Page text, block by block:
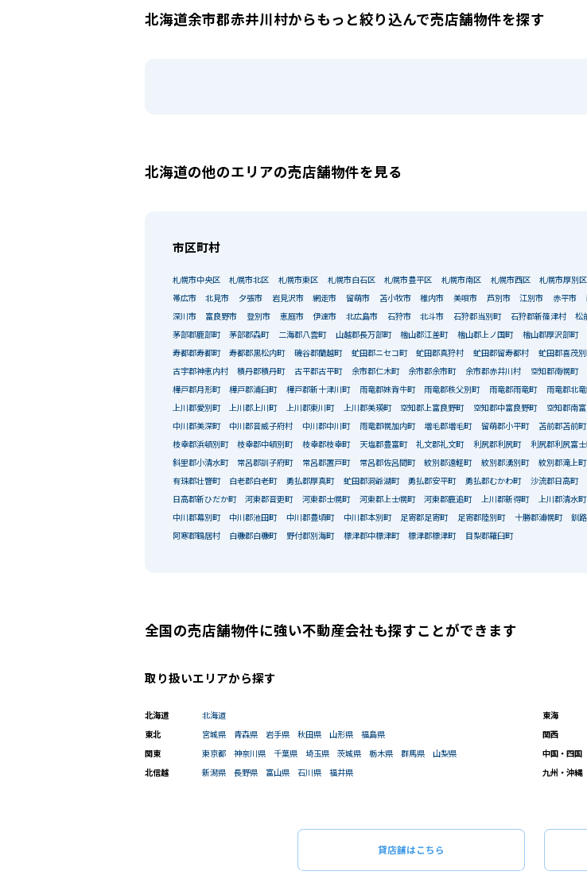
北海道余市郡赤井川村からもっと絞り込んで売店舗物件を探す
北海道の他のエリアの売店舗物件を見る
市区町村
札幌市中央区 札幌市北区 札幌市東区 札幌市白石区 札幌市豊平区 札幌市南区 札幌市西区 札幌市厚別区
帯広市 北見市 夕張市 岩見沢市 網走市 留萌市 苫小牧市 稚内市 美唄市 芦別市 江別市 赤平市
深川市 富良野市 登別市 恵庭市 伊達市 北広島市 石狩市 北斗市 石狩郡当別町 石狩郡新篠津村 松
茅部郡鹿部町 茅部郡森町 二海郡八雲町 山越郡長万部町 檜山郡江差町 檜山郡上ノ国町 檜山郡厚沢部町
寿都郡寿都町 寿都郡黒松内町 磯谷郡蘭越町 虻田郡ニセコ町 虻田郡真狩村 虻田郡留寿都村 虻田郡喜茂
古宇郡神恵内村 積丹郡積丹町 古平郡古平町 余市郡仁木町 余市郡余市町 余市郡赤井川村 空知郡南幌町
樺戸郡月形町 樺戸郡浦臼町 樺戸郡新十津川町 雨竜郡妹背牛町 雨竜郡秩父別町 雨竜郡雨竜町 雨竜郡北
上川郡愛別町 上川郡上川町 上川郡東川町 上川郡美瑛町 空知郡上富良野町 空知郡中富良野町 空知郡南
中川郡美深町 中川郡音威子府村 中川郡中川町 雨竜郡幌加内町 増毛郡増毛町 留萌郡小平町 苫前郡苫前町
枝幸郡浜頓別町 枝幸郡中頓別町 枝幸郡枝幸町 天塩郡豊富町 礼文郡礼文町 利尻郡利尻町 利尻郡利尻富
斜里郡小清水町 常呂郡訓子府町 常呂郡置戸町 常呂郡佐呂間町 紋別郡遠軽町 紋別郡湧別町 紋別郡滝上町
有珠郡壮瞥町 白老郡白老町 勇払郡厚真町 虻田郡洞爺湖町 勇払郡安平町 勇払郡むかわ町 沙流郡日高町
日高郡新ひだか町 河東郡音更町 河東郡士幌町 河東郡上士幌町 河東郡鹿追町 上川郡新得町 上川郡清水町
中川郡幕別町 中川郡池田町 中川郡豊頃町 中川郡本別町 足寄郡足寄町 足寄郡陸別町 十勝郡浦幌町 釧
阿寒郡鶴居村 白糠郡白糠町 野付郡別海町 標津郡中標津町 標津郡標津町 目梨郡羅臼町
全国の売店舗物件に強い不動産会社も探すことができます
取り扱いエリアから探す
北海道 北海道
東北 宮城県 青森県 岩手県 秋田県 山形県 福島県
関東 東京都 神奈川県 千葉県 埼玉県 茨城県 栃木県 群馬県 山梨県
北信越 新潟県 長野県 富山県 石川県 福井県
東海
関西
中国・四国
九州・沖縄
貸店舗はこちら